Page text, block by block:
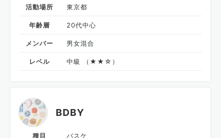
活動場所 東京都
年齢層 20代中心
メンバー 男女混合
レベル 中級 （★★☆）
BDBY
種目 バスケ